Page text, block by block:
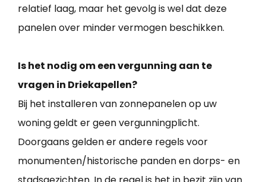
relatief laag, maar het gevolg is wel dat deze
panelen over minder vermogen beschikken.
Is het nodig om een vergunning aan te
vragen in Driekapellen?
Bij het installeren van zonnepanelen op uw
woning geldt er geen vergunningplicht.
Doorgaans gelden er andere regels voor
monumenten/historische panden en dorps- en